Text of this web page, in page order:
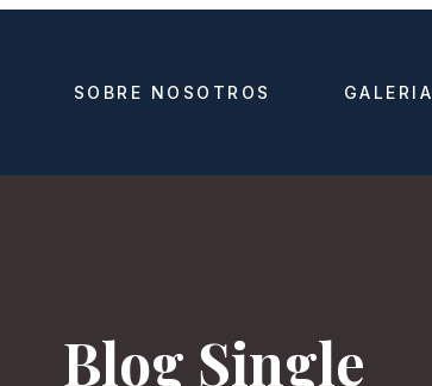
SOBRE NOSOTROS GALERIA
Blog Single